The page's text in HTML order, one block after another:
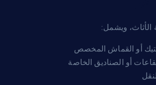
الأثاث، ويشمل:
أو القماش المخصص
أو الصناديق الخاصة